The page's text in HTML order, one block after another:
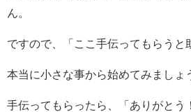
ん。
ですので、「ここ手伝ってもらうと
本当に小さな事から始めてみましょ
手伝ってもらったら、「ありがとう